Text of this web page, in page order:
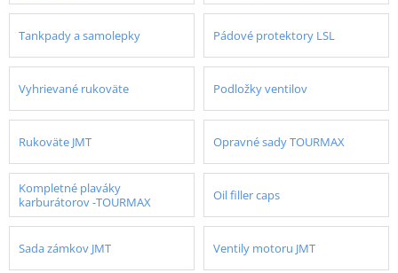
Tankpady a samolepky Pádové protektory LSL
Vyhrievané rukoväte Podložky ventilov
Rukoväte JMT Opravné sady TOURMAX
Kompletné plaváky
karburátorov -TOURMAX
Oil filler caps
Sada zámkov JMT Ventily motoru JMT